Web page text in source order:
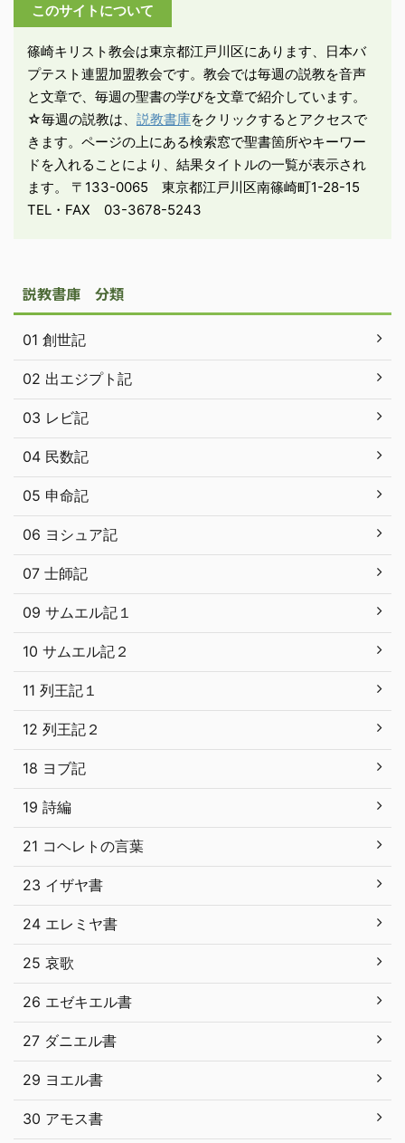
・神はイスラエルを救わ
れたゆえに、イスラエル
はその神に応答する。そ
の応答が礼拝である。 -
出エジプト記13:11-12「
...
このサイトについて
篠崎キリスト教会は東京都江戸川区にあります、日本バ
プテスト連盟加盟教会です。教会では毎週の説教を音声
と文章で、毎週の聖書の学びを文章で紹介しています。
☆毎週の説教は、 説教書庫をクリックするとアクセスで
きます。ページの上にある検索窓で聖書箇所やキーワー
ドを入れることにより、結果タイトルの一覧が表示され
ます。 〒133-0065 東京都江戸川区南篠崎町1-28-15
TEL・FAX 03-3678-5243
説教書庫 分類
01 創世記
02 出エジプト記
03 レビ記
04 民数記
05 申命記
06 ヨシュア記
07 士師記
09 サムエル記１
10 サムエル記２
11 列王記１
12 列王記２
18 ヨブ記
19 詩編
21 コヘレトの言葉
23 イザヤ書
24 エレミヤ書
25 哀歌
26 エゼキエル書
27 ダニエル書
29 ヨエル書
30 アモス書